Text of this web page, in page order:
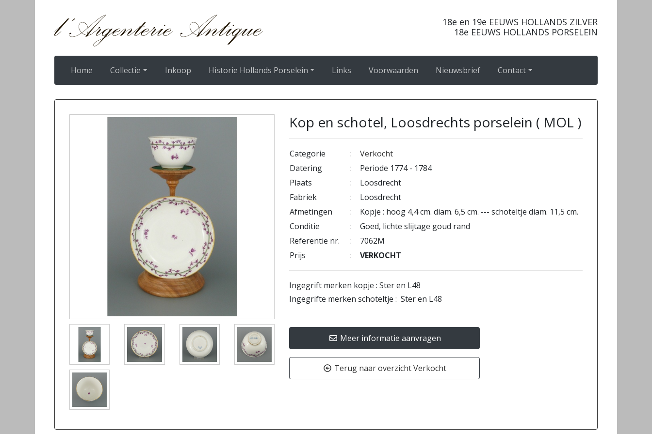
18e en 19e EEUWS HOLLANDS ZILVER
18e EEUWS HOLLANDS PORSELEIN
Home Collectie Inkoop Historie Hollands Porselein Links Voorwaarden Nieuwsbrief Contact
Kop en schotel, Loosdrechts porselein ( MOL )
Categorie :
Verkocht
Datering
:
Periode 1774 - 1784
Plaats
:
Loosdrecht
Fabriek
:
Loosdrecht
Afmetingen
:
Kopje : hoog 4,4 cm. diam. 6,5 cm. --- schoteltje diam. 11,5 cm.
Conditie
:
Goed, lichte slijtage goud rand
Referentie nr.
:
7062M
Prijs
: VERKOCHT
Ingegrift merken kopje : Ster en L48
Ingegrifte merken schoteltje : Ster en L48
Meer informatie aanvragen
Terug naar overzicht Verkocht